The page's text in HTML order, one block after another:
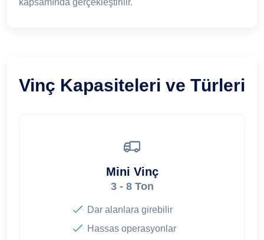
Vinç Kapasiteleri ve Türleri
Mini Vinç
3 - 8 Ton
Dar alanlara girebilir
Hassas operasyonlar